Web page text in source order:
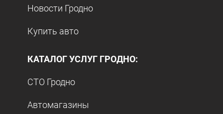
Новости Гродно
Купить авто
КАТАЛОГ УСЛУГ ГРОДНО:
СТО Гродно
Автомагазины